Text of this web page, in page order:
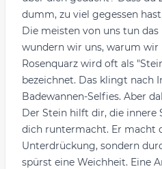
dumm, zu viel gegessen
Die meisten von uns tun das
wundern wir uns, warum
Rosenquarz wird oft als
bezeichnet. Das klingt nach
Badewannen-Selfies. Aber
Der Stein hilft dir, die innere
dich runtermacht. Er macht
Unterdrückung, sondern
spürst eine Weichheit. Eine